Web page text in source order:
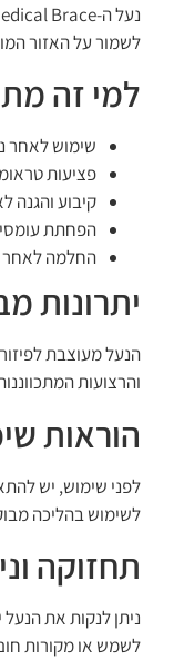
לשמור על האזור
למי זה
שימוש לאחר
פציעות
קיבוע והגנה
הפחתת
החלמה לאחר
יתרונות
הנעל מעוצבת
והרצועות
הוראות
לפני שימוש, יש
לשימוש בהליכה
תחזוקה
ניתן לנקות את
לשמש או מקורות